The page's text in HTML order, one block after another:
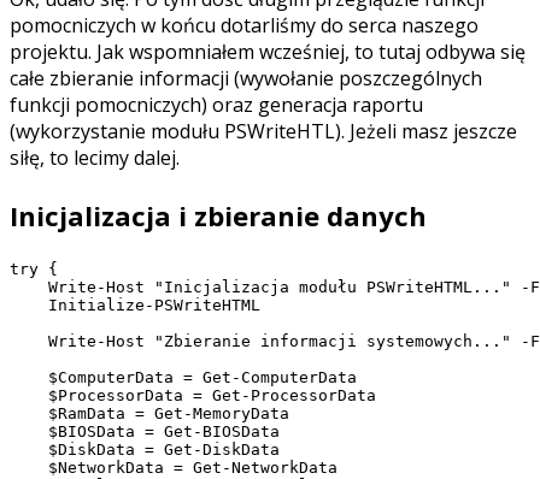
pomocniczych w końcu dotarliśmy do serca naszego
projektu. Jak wspomniałem wcześniej, to tutaj odbywa się
całe zbieranie informacji (wywołanie poszczególnych
funkcji pomocniczych) oraz generacja raportu
(wykorzystanie modułu PSWriteHTL). Jeżeli masz jeszcze
siłę, to lecimy dalej.
Inicjalizacja i zbieranie danych
try {
Write-Host "Inicjalizacja modułu PSWriteHTML..." -
    Initialize-PSWriteHTML
Write-Host "Zbieranie informacji systemowych..." -
    $ComputerData = Get-ComputerData
    $ProcessorData = Get-ProcessorData
    $RamData = Get-MemoryData
    $BIOSData = Get-BIOSData
    $DiskData = Get-DiskData
    $NetworkData = Get-NetworkData